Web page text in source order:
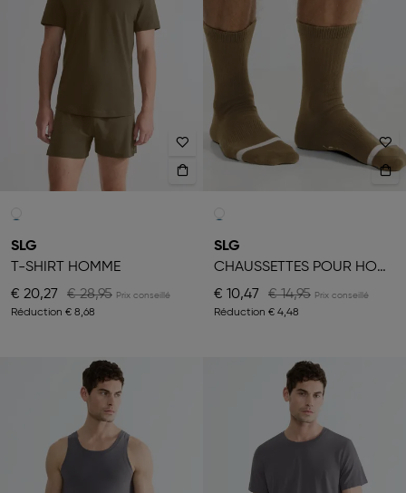
SLG
T-SHIRT HOMME
€ 20,27
€ 28,95
Réduction € 8,68
SLG
CHAUSSETTES POUR HOMME
€ 10,47
€ 14,95
Réduction € 4,48